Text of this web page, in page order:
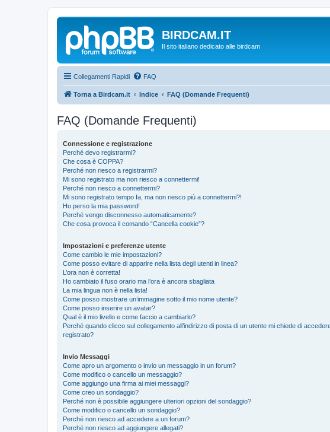
BIRDCAM.IT
Il sito italiano dedicato alle birdcam
Collegamenti Rapidi FAQ
Torna a Birdcam.it Indice FAQ (Domande Frequenti)
FAQ (Domande Frequenti)
Connessione e registrazione
Perché devo registrarmi?
Che cosa è COPPA?
Perché non riesco a registrarmi?
Mi sono registrato ma non riesco a connettermi!
Perché non riesco a connettermi?
Mi sono registrato tempo fa, ma non riesco più a connettermi?!
Ho perso la mia password!
Perché vengo disconnesso automaticamente?
Che cosa provoca il comando “Cancella cookie”?
Impostazioni e preferenze utente
Come cambio le mie impostazioni?
Come posso evitare di apparire nella lista degli utenti in linea?
L’ora non è corretta!
Ho cambiato il fuso orario ma l’ora è ancora sbagliata
La mia lingua non è nella lista!
Come posso mostrare un’immagine sotto il mio nome utente?
Come posso inserire un avatar?
Qual è il mio livello e come faccio a cambiarlo?
Perché quando clicco sul collegamento all’indirizzo di posta di un utente mi chiede di
registrato?
Invio Messaggi
Come apro un argomento o invio un messaggio in un forum?
Come modifico o cancello un messaggio?
Come aggiungo una firma ai miei messaggi?
Come creo un sondaggio?
Perché non è possibile aggiungere ulteriori opzioni del sondaggio?
Come modifico o cancello un sondaggio?
Perché non riesco ad accedere a un forum?
Perché non riesco ad aggiungere allegati?